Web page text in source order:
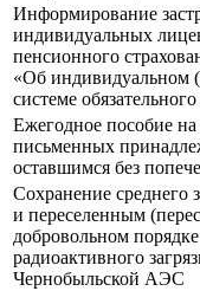
Информирование
индивидуальных
пенсионного
«Об индивидуальном
системе
Ежегодное пособие
письменных
оставшимся без
Сохранение среднего
и переселенным
добровольном
радиоактивного
Чернобыльской АЭС